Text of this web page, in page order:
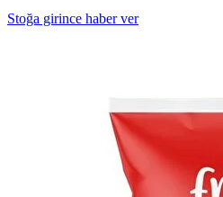
Stoğa girince haber ver